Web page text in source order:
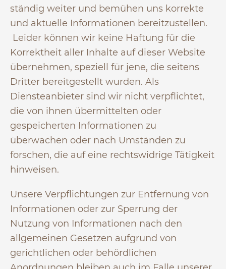
ständig weiter und bemühen uns korrekte
und aktuelle Informationen bereitzustellen.
Leider können wir keine Haftung für die
Korrektheit aller Inhalte auf dieser Website
übernehmen, speziell für jene, die seitens
Dritter bereitgestellt wurden. Als
Diensteanbieter sind wir nicht verpflichtet,
die von ihnen übermittelten oder
gespeicherten Informationen zu
überwachen oder nach Umständen zu
forschen, die auf eine rechtswidrige Tätigkeit
hinweisen.
Unsere Verpflichtungen zur Entfernung von
Informationen oder zur Sperrung der
Nutzung von Informationen nach den
allgemeinen Gesetzen aufgrund von
gerichtlichen oder behördlichen